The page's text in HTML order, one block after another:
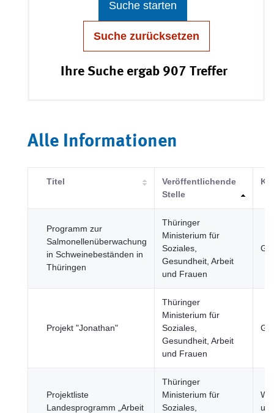
Suche starten
Suche zurücksetzen
Ihre Suche ergab 907 Treffer
Alle Informationen
Titel
Veröffentlichende
Stelle
Programm zur
Salmonellenüberwachung
in Schweinebeständen in
Thüringen
Thüringer
Ministerium für
Soziales,
Gesundheit, Arbeit
und Frauen
Projekt "Jonathan"
Thüringer
Ministerium für
Soziales,
Gesundheit, Arbeit
und Frauen
Projektliste
Landesprogramm „Arbeit
Thüringer
Ministerium für
Soziales,